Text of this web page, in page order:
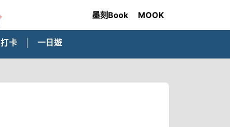
墨刻Book MOOK
打卡 一日遊